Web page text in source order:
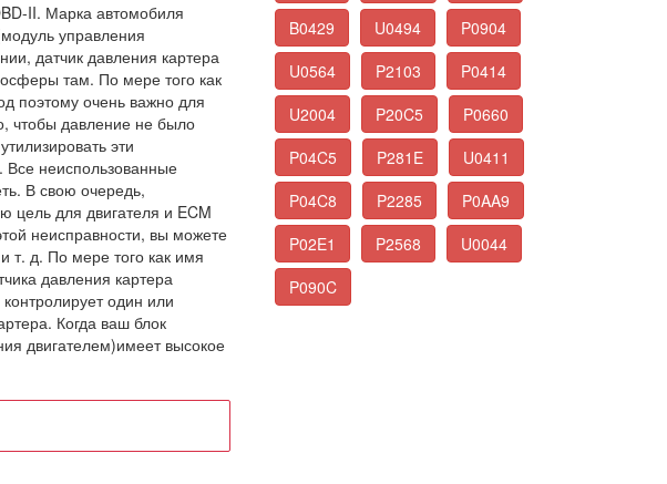
II. Марка автомобиля
управления
датчик давления картера
там. По мере того как
поэтому очень важно для
чтобы давление не было
эти
Все неиспользованные
В свою очередь,
цель для двигателя и ECM
неисправности, вы можете
т. д. По мере того как имя
давления картера
один или
Когда ваш блок
двигателем)имеет высокое
B0429
U0494
P0904
U0564
P2103
P0414
U2004
P20C5
P0660
P04C5
P281E
U0411
P04C8
P2285
P0AA9
P02E1
P2568
U0044
P090C